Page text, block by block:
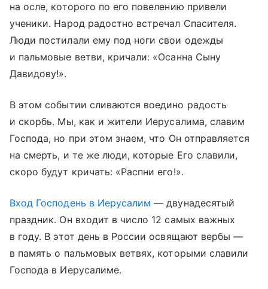
на осле, которого по его повелению привели
ученики. Народ радостно встречал Спасителя.
Люди постилали ему под ноги свои одежды
и пальмовые ветви, кричали: «Осанна Сыну
Давидову!».
В этом событии сливаются воедино радость
и скорбь. Мы, как и жители Иерусалима, славим
Господа, но при этом знаем, что Он отправляется
на смерть, и те же люди, которые Его славили,
скоро будут кричать: «Распни его!».
Вход Господень в Иерусалим — двунадесятый
праздник. Он входит в число 12 самых важных
в году. В этот день в России освящают вербы —
в память о пальмовых ветвях, которыми славили
Господа в Иерусалиме.